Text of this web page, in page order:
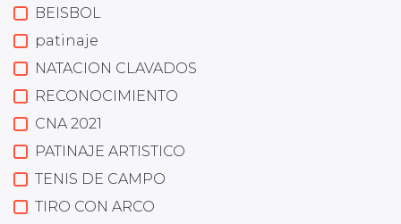
BEISBOL
patinaje
NATACION CLAVADOS
RECONOCIMIENTO
CNA 2021
PATINAJE ARTISTICO
TENIS DE CAMPO
TIRO CON ARCO